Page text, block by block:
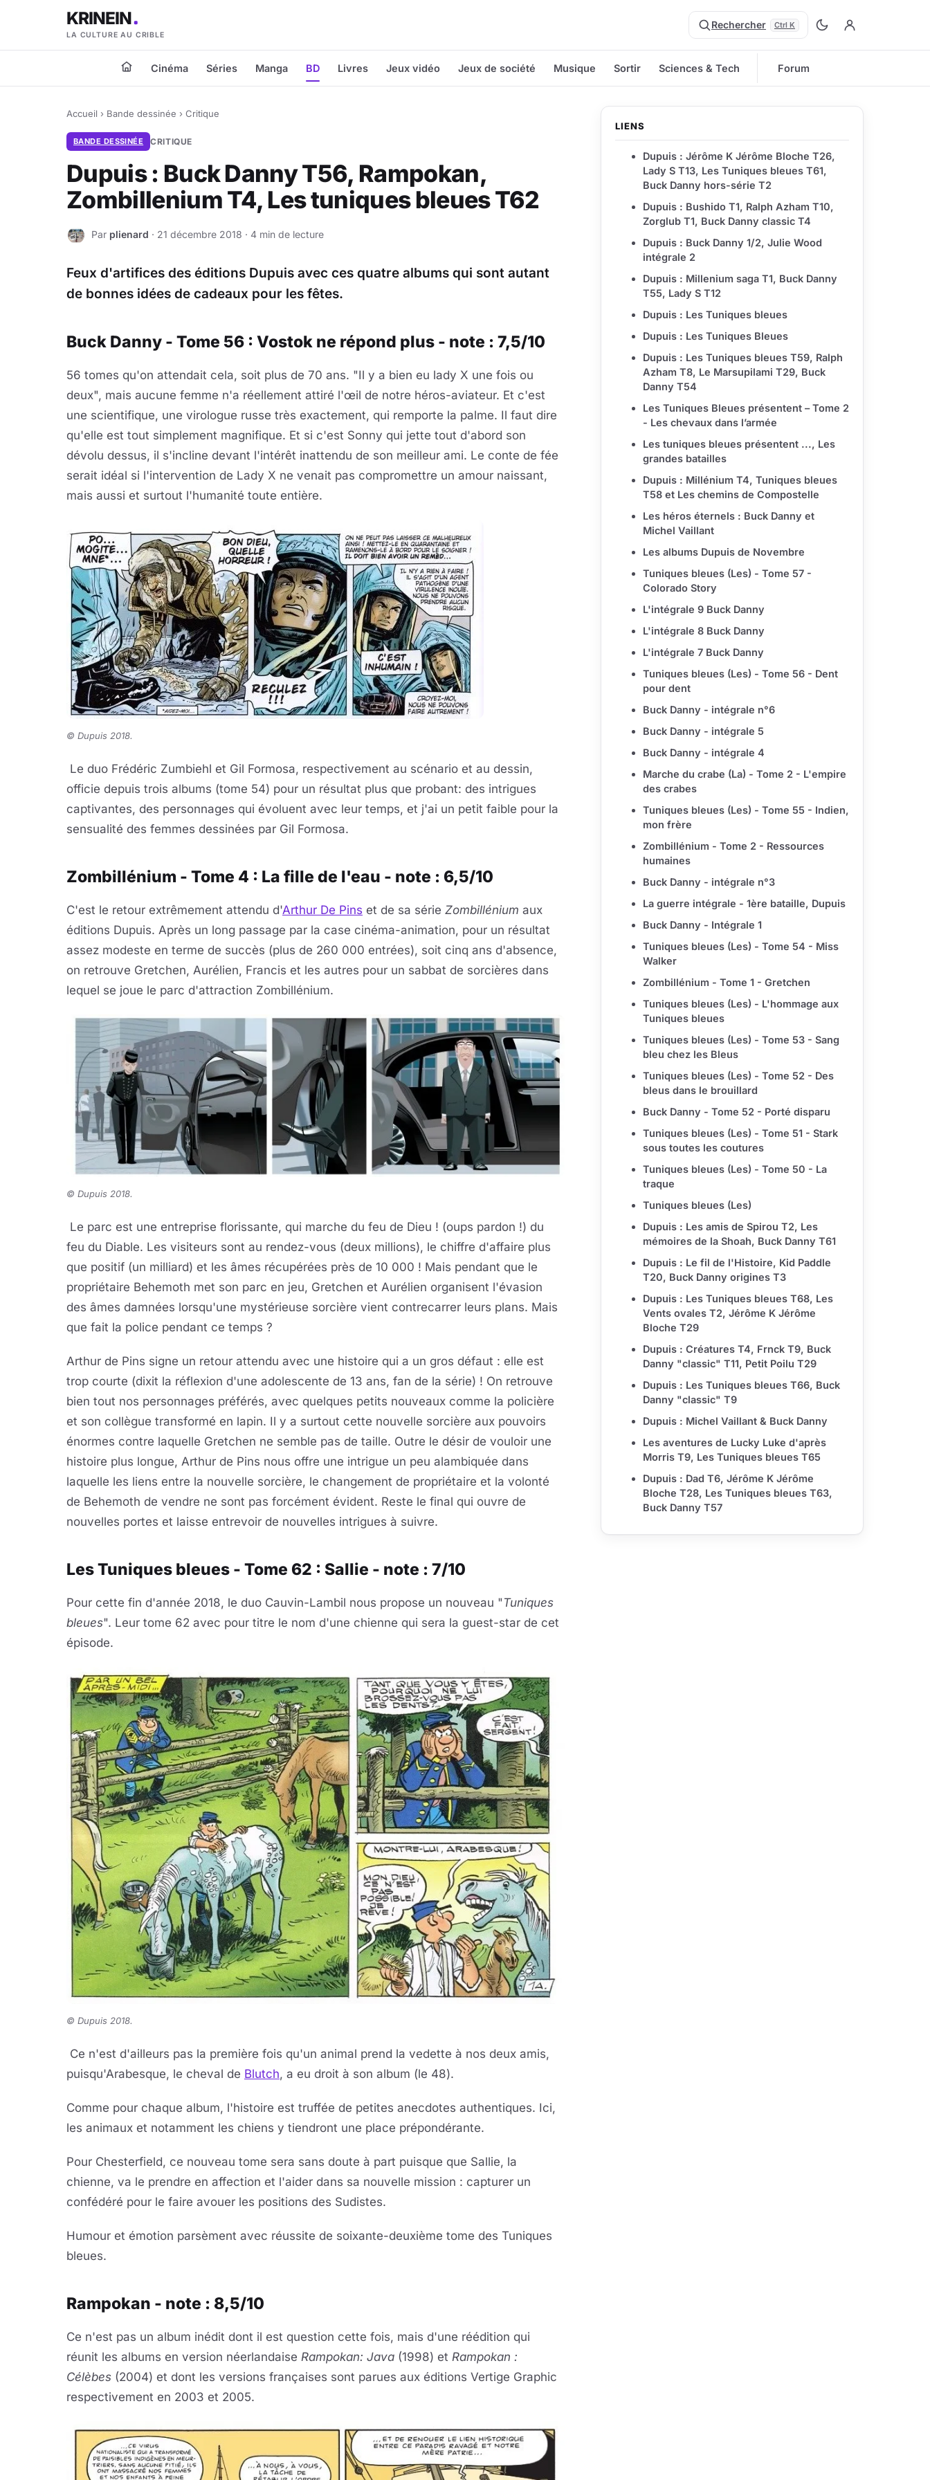
KRINEIN
LA CULTURE AU CRIBLE
Rechercher Ctrl K
Cinéma Séries Manga BD Livres Jeux vidéo Jeux de société Musique Sortir Sciences & Tech Forum
Accueil › Bande dessinée › Critique
BANDE DESSINÉE CRITIQUE
Dupuis : Buck Danny T56, Rampokan,
Zombillenium T4, Les tuniques bleues T62
P Par plienard · 21 décembre 2018 · 4 min de lecture
Feux d'artifices des éditions Dupuis avec ces quatre albums qui sont autant
de bonnes idées de cadeaux pour les fêtes.
Buck Danny - Tome 56 : Vostok ne répond plus - note : 7,5/10
56 tomes qu'on attendait cela, soit plus de 70 ans. "Il y a bien eu lady X une fois ou
deux", mais aucune femme n'a réellement attiré l'œil de notre héros-aviateur. Et c'est
une scientifique, une virologue russe très exactement, qui remporte la palme. Il faut dire
qu'elle est tout simplement magnifique. Et si c'est Sonny qui jette tout d'abord son
dévolu dessus, il s'incline devant l'intérêt inattendu de son meilleur ami. Le conte de fée
serait idéal si l'intervention de Lady X ne venait pas compromettre un amour naissant,
mais aussi et surtout l'humanité toute entière.
© Dupuis 2018.
Le duo Frédéric Zumbiehl et Gil Formosa, respectivement au scénario et au dessin,
officie depuis trois albums (tome 54) pour un résultat plus que probant: des intrigues
captivantes, des personnages qui évoluent avec leur temps, et j'ai un petit faible pour la
sensualité des femmes dessinées par Gil Formosa.
Zombillénium - Tome 4 : La fille de l'eau - note : 6,5/10
C'est le retour extrêmement attendu d'Arthur De Pins et de sa série Zombillénium aux
éditions Dupuis. Après un long passage par la case cinéma-animation, pour un résultat
assez modeste en terme de succès (plus de 260 000 entrées), soit cinq ans d'absence,
on retrouve Gretchen, Aurélien, Francis et les autres pour un sabbat de sorcières dans
lequel se joue le parc d'attraction Zombillénium.
© Dupuis 2018.
Le parc est une entreprise florissante, qui marche du feu de Dieu ! (oups pardon !) du
feu du Diable. Les visiteurs sont au rendez-vous (deux millions), le chiffre d'affaire plus
que positif (un milliard) et les âmes récupérées près de 10 000 ! Mais pendant que le
propriétaire Behemoth met son parc en jeu, Gretchen et Aurélien organisent l'évasion
des âmes damnées lorsqu'une mystérieuse sorcière vient contrecarrer leurs plans. Mais
que fait la police pendant ce temps ?
Arthur de Pins signe un retour attendu avec une histoire qui a un gros défaut : elle est
trop courte (dixit la réflexion d'une adolescente de 13 ans, fan de la série) ! On retrouve
bien tout nos personnages préférés, avec quelques petits nouveaux comme la policière
et son collègue transformé en lapin. Il y a surtout cette nouvelle sorcière aux pouvoirs
énormes contre laquelle Gretchen ne semble pas de taille. Outre le désir de vouloir une
histoire plus longue, Arthur de Pins nous offre une intrigue un peu alambiquée dans
laquelle les liens entre la nouvelle sorcière, le changement de propriétaire et la volonté
de Behemoth de vendre ne sont pas forcément évident. Reste le final qui ouvre de
nouvelles portes et laisse entrevoir de nouvelles intrigues à suivre.
Les Tuniques bleues - Tome 62 : Sallie - note : 7/10
Pour cette fin d'année 2018, le duo Cauvin-Lambil nous propose un nouveau "Tuniques
bleues". Leur tome 62 avec pour titre le nom d'une chienne qui sera la guest-star de cet
épisode.
© Dupuis 2018.
Ce n'est d'ailleurs pas la première fois qu'un animal prend la vedette à nos deux amis,
puisqu'Arabesque, le cheval de Blutch, a eu droit à son album (le 48).
Comme pour chaque album, l'histoire est truffée de petites anecdotes authentiques. Ici,
les animaux et notamment les chiens y tiendront une place prépondérante.
Pour Chesterfield, ce nouveau tome sera sans doute à part puisque que Sallie, la
chienne, va le prendre en affection et l'aider dans sa nouvelle mission : capturer un
confédéré pour le faire avouer les positions des Sudistes.
Humour et émotion parsèment avec réussite de soixante-deuxième tome des Tuniques
bleues.
Rampokan - note : 8,5/10
Ce n'est pas un album inédit dont il est question cette fois, mais d'une réédition qui
réunit les albums en version néerlandaise Rampokan: Java (1998) et Rampokan :
Célèbes (2004) et dont les versions françaises sont parues aux éditions Vertige Graphic
respectivement en 2003 et 2005.
LIENS
Dupuis : Jérôme K Jérôme Bloche T26,
Lady S T13, Les Tuniques bleues T61,
Buck Danny hors-série T2
Dupuis : Bushido T1, Ralph Azham T10,
Zorglub T1, Buck Danny classic T4
Dupuis : Buck Danny 1/2, Julie Wood
intégrale 2
Dupuis : Millenium saga T1, Buck Danny
T55, Lady S T12
Dupuis : Les Tuniques bleues
Dupuis : Les Tuniques Bleues
Dupuis : Les Tuniques bleues T59, Ralph
Azham T8, Le Marsupilami T29, Buck
Danny T54
Les Tuniques Bleues présentent – Tome 2
- Les chevaux dans l’armée
Les tuniques bleues présentent ..., Les
grandes batailles
Dupuis : Millénium T4, Tuniques bleues
T58 et Les chemins de Compostelle
Les héros éternels : Buck Danny et
Michel Vaillant
Les albums Dupuis de Novembre
Tuniques bleues (Les) - Tome 57 -
Colorado Story
L'intégrale 9 Buck Danny
L'intégrale 8 Buck Danny
L'intégrale 7 Buck Danny
Tuniques bleues (Les) - Tome 56 - Dent
pour dent
Buck Danny - intégrale n°6
Buck Danny - intégrale 5
Buck Danny - intégrale 4
Marche du crabe (La) - Tome 2 - L'empire
des crabes
Tuniques bleues (Les) - Tome 55 - Indien,
mon frère
Zombillénium - Tome 2 - Ressources
humaines
Buck Danny - intégrale n°3
La guerre intégrale - 1ère bataille, Dupuis
Buck Danny - Intégrale 1
Tuniques bleues (Les) - Tome 54 - Miss
Walker
Zombillénium - Tome 1 - Gretchen
Tuniques bleues (Les) - L'hommage aux
Tuniques bleues
Tuniques bleues (Les) - Tome 53 - Sang
bleu chez les Bleus
Tuniques bleues (Les) - Tome 52 - Des
bleus dans le brouillard
Buck Danny - Tome 52 - Porté disparu
Tuniques bleues (Les) - Tome 51 - Stark
sous toutes les coutures
Tuniques bleues (Les) - Tome 50 - La
traque
Tuniques bleues (Les)
Dupuis : Les amis de Spirou T2, Les
mémoires de la Shoah, Buck Danny T61
Dupuis : Le fil de l'Histoire, Kid Paddle
T20, Buck Danny origines T3
Dupuis : Les Tuniques bleues T68, Les
Vents ovales T2, Jérôme K Jérôme
Bloche T29
Dupuis : Créatures T4, Frnck T9, Buck
Danny "classic" T11, Petit Poilu T29
Dupuis : Les Tuniques bleues T66, Buck
Danny "classic" T9
Dupuis : Michel Vaillant & Buck Danny
Les aventures de Lucky Luke d'après
Morris T9, Les Tuniques bleues T65
Dupuis : Dad T6, Jérôme K Jérôme
Bloche T28, Les Tuniques bleues T63,
Buck Danny T57